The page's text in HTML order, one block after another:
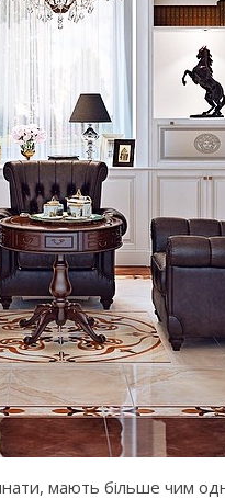
мають більше чим